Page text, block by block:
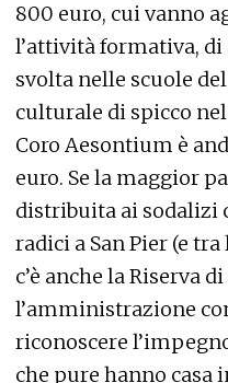
800 euro, cui vanno
l’attività formativa,
svolta nelle scuole
culturale di spicco
Coro Aesontium è
euro. Se la maggior
distribuita ai sodalizi
radici a San Pier (e
c’è anche la Riserva
l’amministrazione
riconoscere
che pure hanno casa